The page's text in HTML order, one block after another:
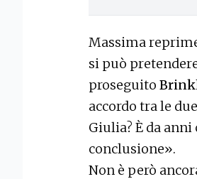
Massima
si può
proseguito
accordo tra le
Giulia? È da
conclusione».
Non è però